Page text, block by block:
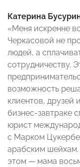
Катерина
«Меня искренне
Черкасовой не
людей, а
сотрудничеству.
возможность
клиентов,
бизнес-завтраке
юрист
с Марком
арабским
этом — мама